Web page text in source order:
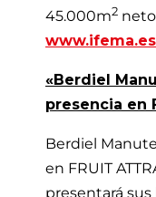
45.000m2
www.ifema.es
«Berdiel
presencia en
Berdiel
en FRUIT
presentará sus